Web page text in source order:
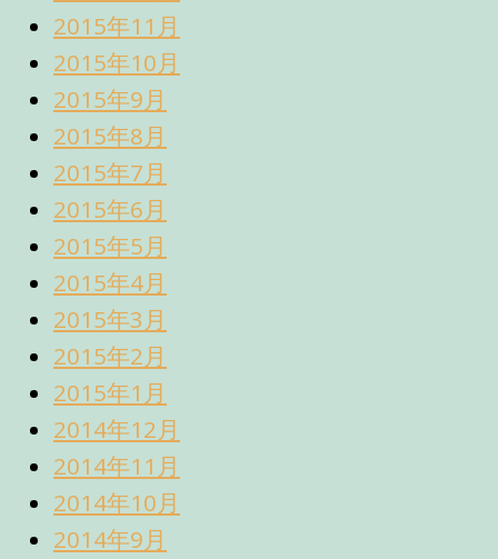
2015年11月
2015年10月
2015年9月
2015年8月
2015年7月
2015年6月
2015年5月
2015年4月
2015年3月
2015年2月
2015年1月
2014年12月
2014年11月
2014年10月
2014年9月